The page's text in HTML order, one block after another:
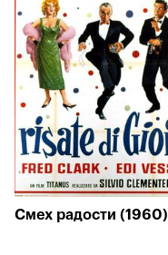
Смех радости (1960)